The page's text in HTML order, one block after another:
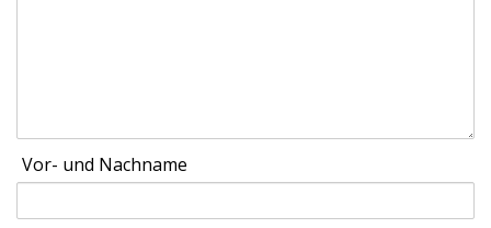
Vor- und Nachname